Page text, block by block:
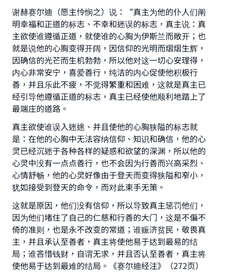
谢赫赛尔迪（愿主怜悯之）说：“真主为他的仆人们阐
明幸福和正道的标志、不幸和迷误的标志，真主说：真
主欲使谁遵循正道，就使谁的心胸为伊斯兰而敞开；也
就是说他的心胸变得开阔，因信仰的光明而熠熠生辉，
因确信的光芒而生机勃勃，所以他对这一切心安理得，
内心非常安宁，喜爱善行，纯洁的内心促使他积极行
善，并且乐此不疲，不觉得繁重和困难，这就是真主已
经引导他遵循正道的标志，真主已经使他顺利地踏上了
最端庄的道路。
真主欲使谁误入迷途、并且使他的心胸狭隘的标志就
是：在他的心胸中无法容纳信仰、知识和确信，他的心
灵已经沉迷于各种各样的疑惑和欲望的深渊，所以他的
心灵中没有一点点善行，也不会因为行善而兴高采烈、
心情舒畅，他的心灵好像由于登天而变得狭隘和窄小，
犹如接受到登天的命令，而对此束手无策。
这就是原因，他们没有信仰，所以导致真主惩罚他们，
因为他们堵住了自己的仁慈和行善的大门，这是不偏不
倚的准则，也是永不改变的常道；谁赈济贫民，敬畏真
主，并且承认至善者，真主将使他易于达到最易的结
局；谁吝惜钱财，自谓无求，并且否认至善者，真主将
使他易于达到最难的结局。《赛尔迪经注》（272页）